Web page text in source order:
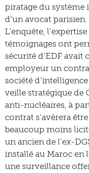
piratage du système
d’un avocat parisien.
L’enquête,
témoignages ont
sécurité d’EDF avait
employeur un
société
veille stratégique de
anti-nucléaires, à
contrat s’avèrera
beaucoup moins
un ancien de l’ex-
installé au Maroc en
une surveillance